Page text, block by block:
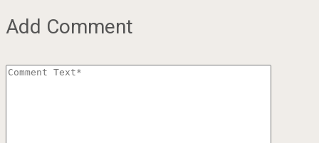
Add Comment